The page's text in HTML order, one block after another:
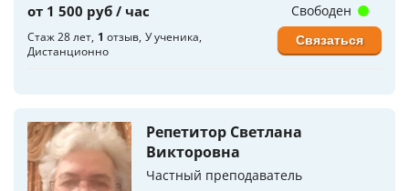
от 1 500 руб / час
Стаж 28 лет 1 отзыв У ученика
Дистанционно
Свободен
Связаться
Репетитор Светлана
Викторовна
Частный преподаватель